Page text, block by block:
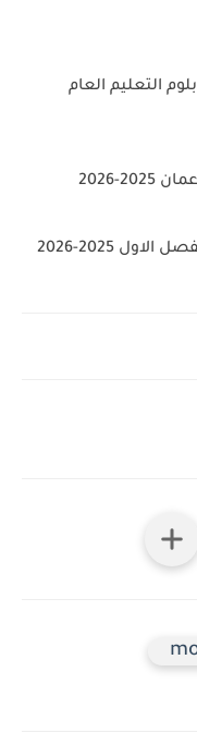
التعليم العام
2026
مقترح جدول الاختبارات النهائية الفصل الاول 2025-2026